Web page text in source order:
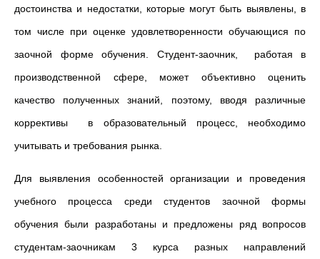
достоинства и недостатки, которые могут быть выявлены, в
том числе при оценке удовлетворенности обучающися по
заочной форме обучения. Студент-заочник, работая в
производственной сфере, может объективно оценить
качество полученных знаний, поэтому, вводя различные
коррективы в образовательный процесс, необходимо
учитывать и требования рынка.
Для выявления особенностей организации и проведения
учебного процесса среди студентов заочной формы
обучения были разработаны и предложены ряд вопросов
студентам-заочникам 3 курса разных направлений